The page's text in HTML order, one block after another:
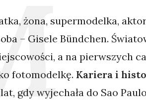
żona, supermodelka,
– Gisele Bündchen.
a na pierwszych
fotomodelkę. Kariera i
lat, gdy wyjechała do Sao